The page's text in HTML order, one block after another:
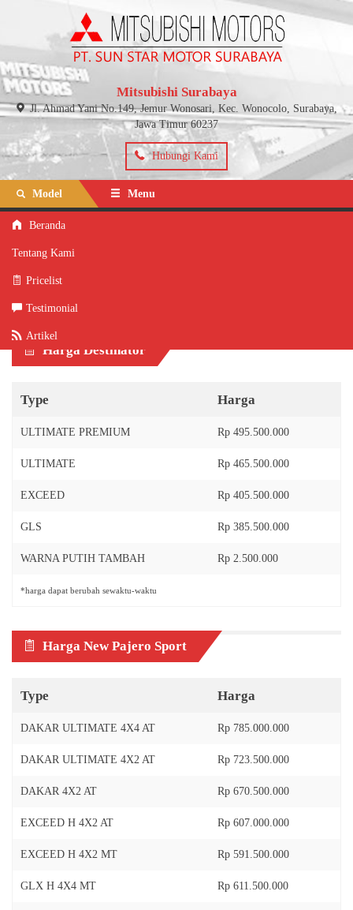
Mitsubishi Surabaya
Jl. Ahmad Yani No.149, Jemur Wonosari, Kec. Wonocolo, Surabaya,
Jawa Timur 60237
Hubungi Kami
Model Menu
Beranda
Tentang Kami
Pricelist
Testimonial
Artikel
Beranda» Pricelist
Pricelist
Bagikan ke
Harga Destinator
Type Harga
ULTIMATE PREMIUM Rp 495.500.000
ULTIMATE Rp 465.500.000
EXCEED Rp 405.500.000
GLS Rp 385.500.000
WARNA PUTIH TAMBAH Rp 2.500.000
*harga dapat berubah sewaktu-waktu
Harga New Pajero Sport
Type Harga
DAKAR ULTIMATE 4X4 AT Rp 785.000.000
DAKAR ULTIMATE 4X2 AT Rp 723.500.000
DAKAR 4X2 AT Rp 670.500.000
EXCEED H 4X2 AT Rp 607.000.000
EXCEED H 4X2 MT Rp 591.500.000
GLX H 4X4 MT Rp 611.500.000